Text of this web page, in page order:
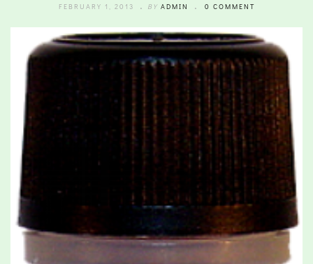
FEBRUARY 1, 2013 BY ADMIN 0 COMMENT